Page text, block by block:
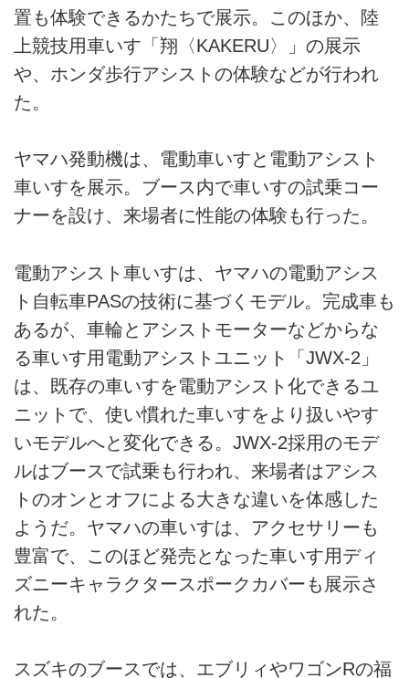
置も体験できるかたちで展示。このほか、陸
上競技用車いす「翔〈KAKERU〉」の展示
や、ホンダ歩行アシストの体験などが行われ
た。
ヤマハ発動機は、電動車いすと電動アシスト
車いすを展示。ブース内で車いすの試乗コー
ナーを設け、来場者に性能の体験も行った。
電動アシスト車いすは、ヤマハの電動アシス
ト自転車PASの技術に基づくモデル。完成車も
あるが、車輪とアシストモーターなどからな
る車いす用電動アシストユニット「JWX-2」
は、既存の車いすを電動アシスト化できるユ
ニットで、使い慣れた車いすをより扱いやす
いモデルへと変化できる。JWX-2採用のモデ
ルはブースで試乗も行われ、来場者はアシス
トのオンとオフによる大きな違いを体感した
ようだ。ヤマハの車いすは、アクセサリーも
豊富で、このほど発売となった車いす用ディ
ズニーキャラクタースポークカバーも展示さ
れた。
スズキのブースでは、エブリィやワゴンRの福